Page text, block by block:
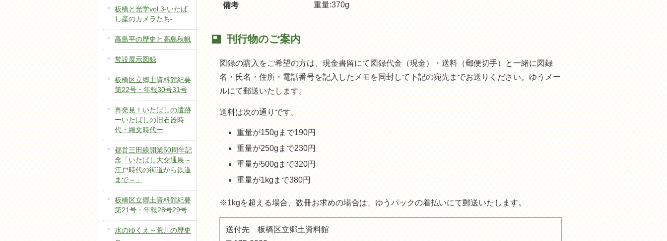
備考 重量:370g
刊行物のご案内
図録の購入をご希望の方は、現金書留にて図録代金（現金）・送料（郵便切手）と一緒に図録
名・氏名・住所・電話番号を記入したメモを同封して下記の宛先までお送りください。ゆうメー
ルにて郵送いたします。
送料は次の通りです。
重量が150gまで190円
重量が250gまで230円
重量が500gまで320円
重量が1kgまで380円
※1kgを超える場合、数冊お求めの場合は、ゆうパックの着払いにて郵送いたします。
送付先 板橋区立郷土資料館
板橋と光学vol.3-いたば
し産のカメラたち-
高島平の歴史と高島秋帆
常設展示図録
板橋区立郷土資料館紀要
第22号・年報30号31号
再発見！いたばしの遺跡
ーいたばしの旧石器時
代・縄文時代ー
都営三田線開業50周年記
念「いたばし大交通展～
江戸時代の街道から鉄道
まで～」
板橋区立郷土資料館紀要
第21号・年報28号29号
水のゆくえ～荒川の歴史